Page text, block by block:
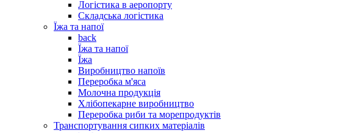
Логістика в аеропорту
Складська логістика
Їжа та напої
back
Їжа та напої
Їжа
Виробництво напоїв
Переробка м'яса
Молочна продукція
Хлібопекарне виробництво
Переробка риби та морепродуктів
Транспортування сипких матеріалів